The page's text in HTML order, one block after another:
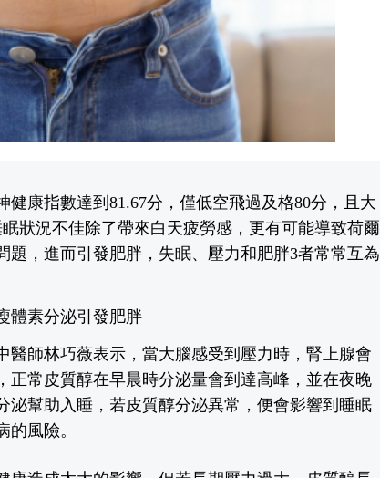
康指數達到81.67分，僅低空飛過及格80分，且大
狀況不佳除了帶來白天疲勞感，更有可能導致荷爾
題，進而引發肥胖，失眠、壓力和肥胖3者常常互為
體素分泌引發肥胖
醫師林巧薇表示，當大腦感受到壓力時，腎上腺會
正常皮質醇在早晨時分泌量會到達高峰，並在夜晚
泌幫助入睡，若皮質醇分泌異常，便會影響到睡眠
風險。